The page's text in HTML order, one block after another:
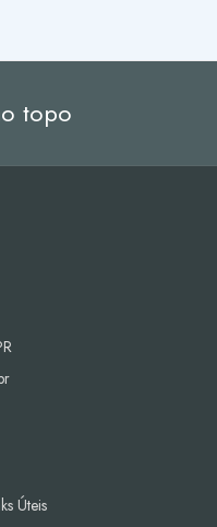
topo
Úteis